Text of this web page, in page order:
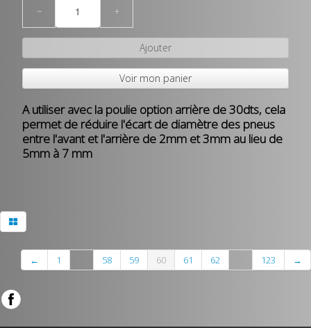
− +
Ajouter
Voir mon panier
A utiliser avec la poulie option arrière de 30dts, cela
permet de réduire l'écart de diamètre des pneus
entre l'avant et l'arrière de 2mm et 3mm au lieu de
5mm à 7 mm
← 1 58 59 60 61 62 123 →